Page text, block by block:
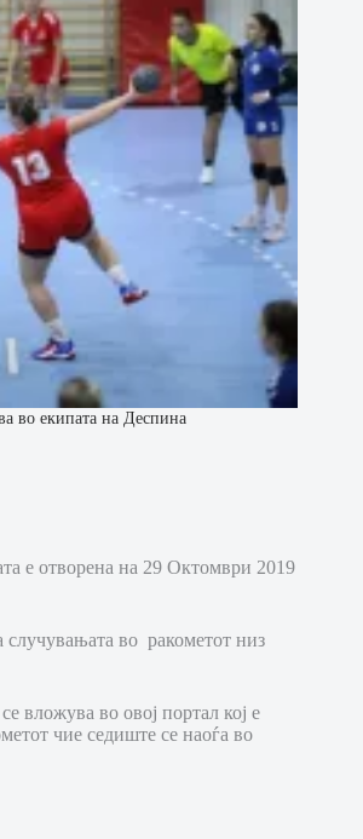
во екипата на Деспина
е отворена на 29 Октомври 2019
случувањата во ракометот низ
вложува во овој портал кој е
чие седиште се наоѓа во